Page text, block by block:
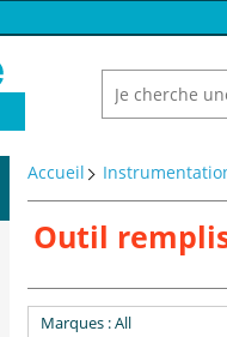
Accueil
Outil
Marques : All